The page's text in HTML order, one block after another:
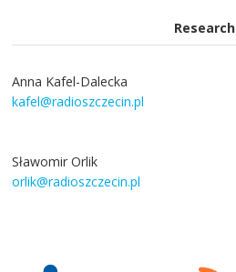
Research
Anna Kafel-Dalecka
kafel@radioszczecin.pl
Sławomir Orlik
orlik@radioszczecin.pl